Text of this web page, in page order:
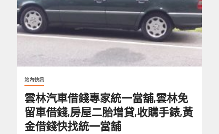
站內快訊
雲林汽車借錢專家統一當舖,雲林免
留車借錢,房屋二胎增貸,收購手錶,黃
金借錢快找統一當舖